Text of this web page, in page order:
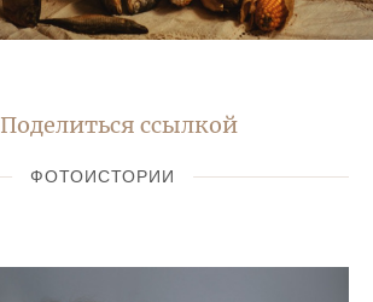
Поделиться ссылкой
ФОТОИСТОРИИ